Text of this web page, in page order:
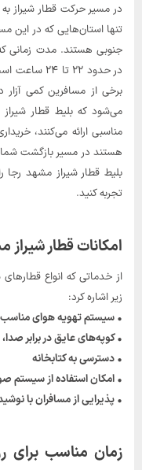
در مسیر حرکت قطار شیراز
تنها استان‌هایی که در این
جنوبی هستند. مدت زمانی
در حدود ۲۲
برخی از مسافرین کمی
می‌شود که بلیط قطار
مناسبی ارائه می‌کنند،
هستند در مسیر بازگشت شما
بلیط قطار شیراز مشهد رجا
تجربه کنید.
امکانات قطار
از خدماتی که انواع قطارهای
زیر اشاره کرد:
• سیستم تهویه هوای مناسب
• کوپه‌های عایق در برابر
• دسترسی به کتابخانه
• امکان استفاده از سیستم
• پذیرایی از مسافران با
زمان مناسب برای